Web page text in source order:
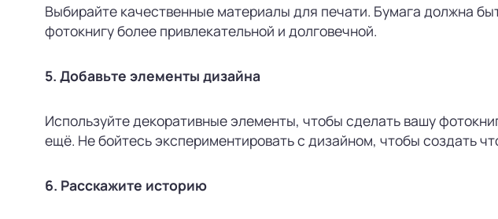
Выбирайте качественные материалы для печати. Бумага должна
фотокнигу более привлекательной и долговечной.
5. Добавьте элементы дизайна
Используйте декоративные элементы, чтобы сделать вашу
ещё. Не бойтесь экспериментировать с дизайном, чтобы создать
6. Расскажите историю